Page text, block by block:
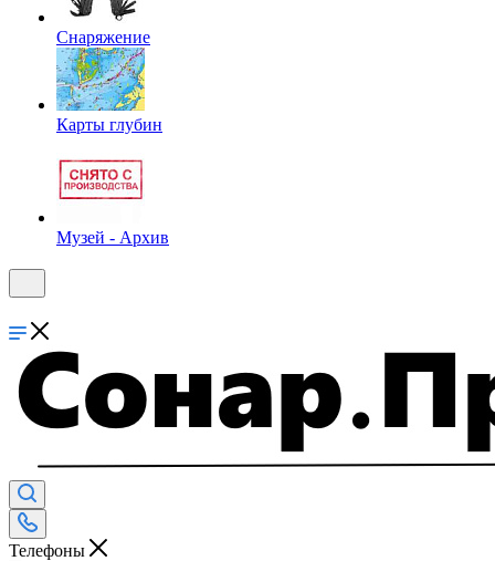
Снаряжение
Карты глубин
Музей - Архив
Телефоны